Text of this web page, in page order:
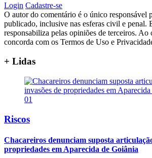
Login Cadastre-se
O autor do comentário é o único responsável
publicado, inclusive nas esferas civil e penal.
responsabiliza pelas opiniões de terceiros. Ao
concorda com os Termos de Uso e
+ Lidas
01
Riscos
Chacareiros denunciam suposta
propriedades em Aparecida de Goiânia